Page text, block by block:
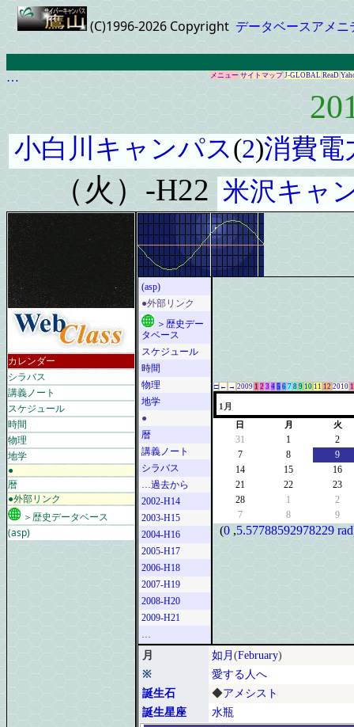
(C)1996-2026 Copyright データベースアメニ
… メニュー サイトマップ J-GLOBAL ReaD
小白川キャンパス(2)消費電
（火）-H22 米沢キャ
カレンダー
シラバス
講義ノート
スケジュール
時間
物理
地学
●
暦
●外部リンク
＞歴史データベース
(asp)
(asp)
●外部リンク
＞歴史デー
タベース
スケジュール
時間
物理
地学
●
暦
講義ノート
シラバス
…過去から
2002-H14
2003-H15
2004-H16
2005-H17
2006-H18
2007-H19
2008-H20
2009-H21
…
□ ← → 2009 1 2 3 4 5 6 7 8 9 10 11 12 2010 1
1月
日 月 火
31 1
2
7
8
9
14
15
16
21
22
23
28
1
2
7
8 9
(0 ,5.57788592978229 rad
月 如月 (February)
※
愛する人へ
誕生石
◆アメシスト
誕生星座
水瓶